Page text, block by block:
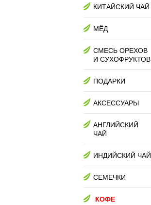
КИТАЙСКИЙ ЧАЙ
МЁД
СМЕСЬ ОРЕХОВ
И СУХОФРУКТОВ
ПОДАРКИ
АКСЕССУАРЫ
АНГЛИЙСКИЙ
ЧАЙ
ИНДИЙСКИЙ ЧАЙ
СЕМЕЧКИ
КОФЕ